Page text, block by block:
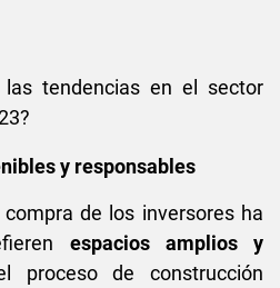
tendencias en el sector
y responsables
de los inversores ha
espacios amplios y
de construcción